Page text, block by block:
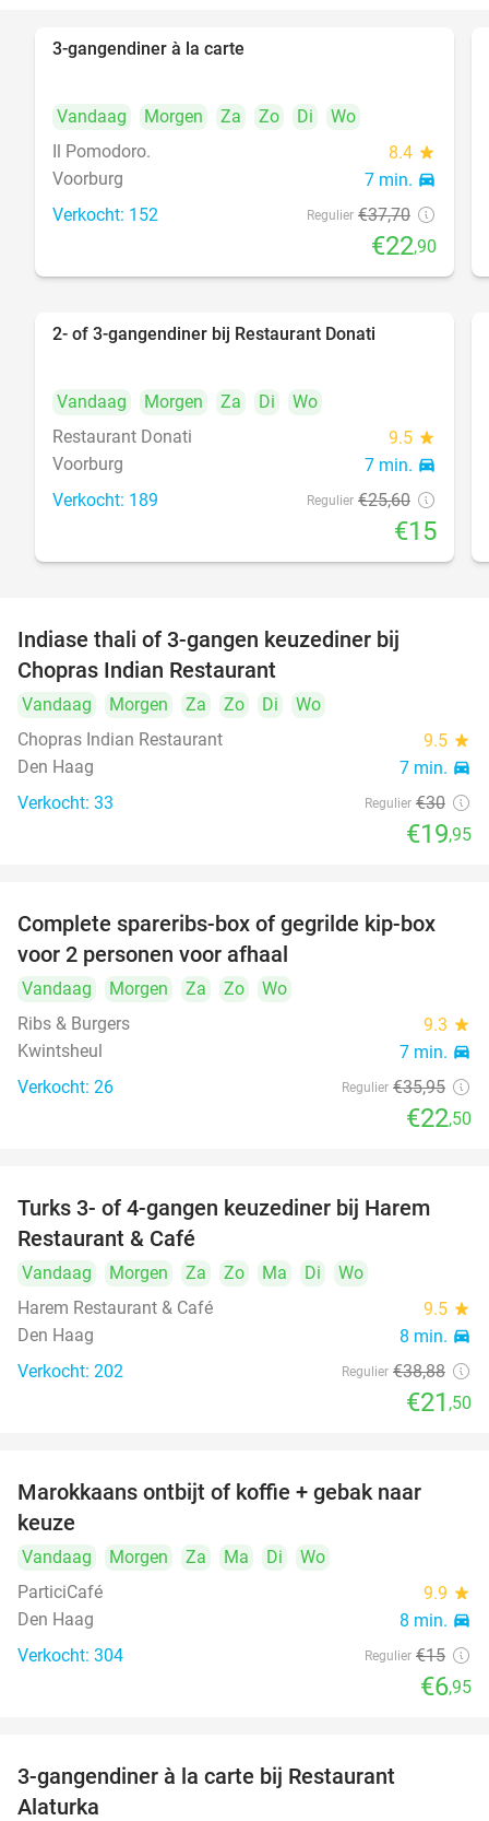
food
food
3-gangendiner à la carte
Vandaag Morgen Za Zo Di
Wo
Il Pomodoro.
8.4 star
Voorburg 7 min. directions_car
Verkocht: 152 Regulier €37,70
€22,90
2- of 3-gangendiner bij Restaurant Donati
Vandaag Morgen Za Di
Wo
Restaurant Donati
9.5 star
Voorburg 7 min. directions_car
Verkocht: 189 Regulier €25,60
€15
Indiase thali of 3-gangen keuzediner bij
Chopras Indian Restaurant
Vandaag Morgen Za Zo Di
Wo
Chopras Indian Restaurant
9.5 star
Den Haag 7 min. directions_car
Verkocht: 33 Regulier €30
€19,95
37%
Complete spareribs-box of gegrilde kip-box
voor 2 personen voor afhaal
Vandaag Morgen Za Zo
Wo
Ribs & Burgers
9.3 star
Kwintsheul 7 min. directions_car
Verkocht: 26 Regulier €35,95
€22,50
45%
Turks 3- of 4-gangen keuzediner bij Harem
Restaurant & Café
Vandaag Morgen Za Zo Ma Di
Wo
Harem Restaurant & Café
9.5 star
Den Haag 8 min. directions_car
Verkocht: 202 Regulier €38,88
€21 ,50
Marokkaans ontbijt of koffie + gebak naar
keuze
Vandaag Morgen Za Ma Di
Wo
ParticiCafé
9.9 star
Den Haag 8 min. directions_car
Verkocht: 304 Regulier €15
€6,95
3-gangendiner à la carte bij Restaurant
Alaturka